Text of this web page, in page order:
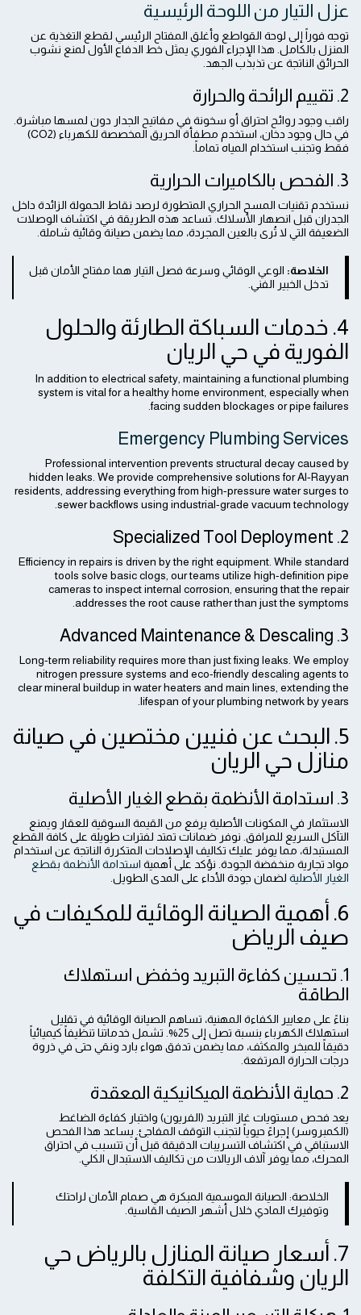
عزل التيار من اللوحة الرئيسية
توجه فوراً إلى لوحة القواطع وأغلق المفتاح الرئيسي لقطع التغذية عن
المنزل بالكامل. هذا الإجراء الفوري يمثل خط الدفاع الأول لمنع نشوب
الحرائق الناتجة عن تذبذب الجهد.
2. تقييم الرائحة والحرارة
راقب وجود روائح احتراق أو سخونة في مفاتيح الجدار دون لمسها مباشرة.
في حال وجود دخان، استخدم مطفأة الحريق المخصصة للكهرباء (CO2)
فقط وتجنب استخدام المياه تماماً.
3. الفحص بالكاميرات الحرارية
نستخدم تقنيات المسح الحراري المتطورة لرصد نقاط الحمولة الزائدة داخل
الجدران قبل انصهار الأسلاك. تساعد هذه الطريقة في اكتشاف الوصلات
الضعيفة التي لا تُرى بالعين المجردة، مما يضمن صيانة وقائية شاملة.
الخلاصة: الوعي الوقائي وسرعة فصل التيار هما مفتاح الأمان قبل
تدخل الخبير الفني.
4. خدمات السباكة الطارئة والحلول
الفورية في حي الريان
In addition to electrical safety, maintaining a functional plumbing
system is vital for a healthy home environment, especially when
facing sudden blockages or pipe failures.
Emergency Plumbing Services
Professional intervention prevents structural decay caused by
hidden leaks. We provide comprehensive solutions for Al-Rayyan
residents, addressing everything from high-pressure water surges to
sewer backflows using industrial-grade vacuum technology.
2. Specialized Tool Deployment
Efficiency in repairs is driven by the right equipment. While standard
tools solve basic clogs, our teams utilize high-definition pipe
cameras to inspect internal corrosion, ensuring that the repair
addresses the root cause rather than just the symptoms.
3. Advanced Maintenance & Descaling
Long-term reliability requires more than just fixing leaks. We employ
nitrogen pressure systems and eco-friendly descaling agents to
clear mineral buildup in water heaters and main lines, extending the
lifespan of your plumbing network by years.
5. البحث عن فنيين مختصين في صيانة
منازل حي الريان
3. استدامة الأنظمة بقطع الغيار الأصلية
الاستثمار في المكونات الأصلية يرفع من القيمة السوقية للعقار ويمنع
التآكل السريع للمرافق. نوفر ضمانات تمتد لفترات طويلة على كافة القطع
المستبدلة، مما يوفر عليك تكاليف الإصلاحات المتكررة الناتجة عن استخدام
مواد تجارية منخفضة الجودة. نؤكد على أهمية استدامة الأنظمة بقطع
الغيار الأصلية لضمان جودة الأداء على المدى الطويل.
6. أهمية الصيانة الوقائية للمكيفات في
صيف الرياض
1. تحسين كفاءة التبريد وخفض استهلاك
الطاقة
بناءً على معايير الكفاءة المهنية، تساهم الصيانة الوقائية في تقليل
استهلاك الكهرباء بنسبة تصل إلى 25%. تشمل خدماتنا تنظيفاً كيميائياً
دقيقاً للمبخر والمكثف، مما يضمن تدفق هواء بارد ونقي حتى في ذروة
درجات الحرارة المرتفعة.
2. حماية الأنظمة الميكانيكية المعقدة
يعد فحص مستويات غاز التبريد (الفريون) واختبار كفاءة الضاغط
(الكمبروسر) إجراءً حيوياً لتجنب التوقف المفاجئ. يساعد هذا الفحص
الاستباقي في اكتشاف التسريبات الدقيقة قبل أن تتسبب في احتراق
المحرك، مما يوفر آلاف الريالات من تكاليف الاستبدال الكلي.
الخلاصة: الصيانة الموسمية المبكرة هي صمام الأمان لراحتك
وتوفيرك المادي خلال أشهر الصيف القاسية.
7. أسعار صيانة المنازل بالرياض حي
الريان وشفافية التكلفة